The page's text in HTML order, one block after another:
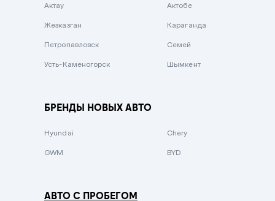
Зеленый металлик
Актау Актобе
Жезказган Караганда
Петропавловск Семей
Усть-Каменогорск Шымкент
БРЕНДЫ НОВЫХ АВТО
Hyundai Chery
GWM BYD
АВТО С ПРОБЕГОМ